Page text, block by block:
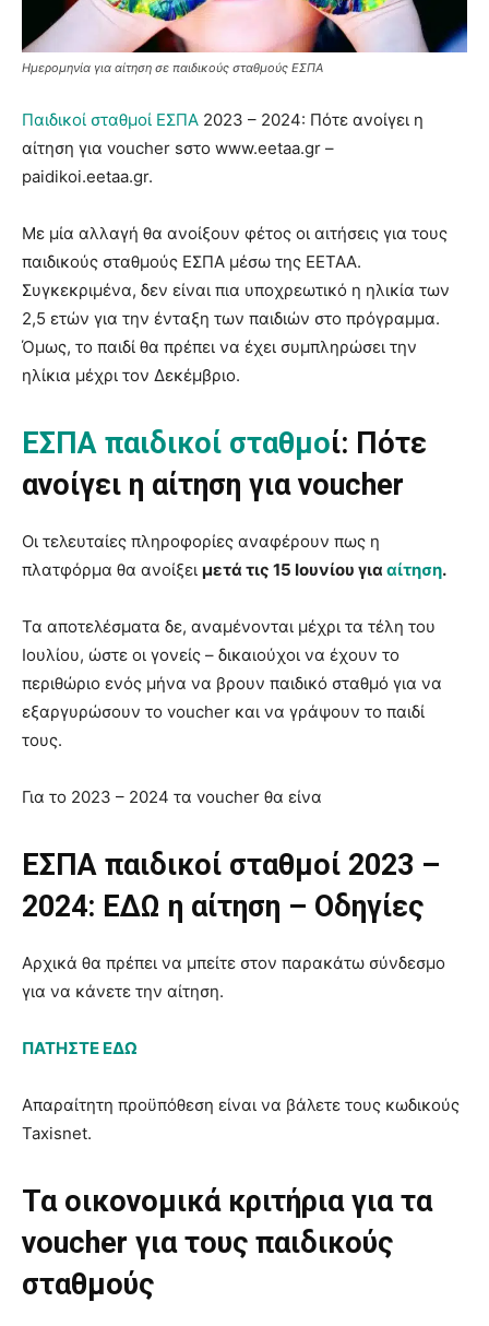
Ημερομηνία για αίτηση σε παιδικούς σταθμούς ΕΣΠΑ
Παιδικοί σταθμοί ΕΣΠΑ 2023 – 2024: Πότε ανοίγει η
αίτηση για voucher sστο www.eetaa.gr –
paidikoi.eetaa.gr.
Με μία αλλαγή θα ανοίξουν φέτος οι αιτήσεις για τους
παιδικούς σταθμούς ΕΣΠΑ μέσω της ΕΕΤΑΑ.
Συγκεκριμένα, δεν είναι πια υποχρεωτικό η ηλικία των
2,5 ετών για την ένταξη των παιδιών στο πρόγραμμα.
Όμως, το παιδί θα πρέπει να έχει συμπληρώσει την
ηλίκια μέχρι τον Δεκέμβριο.
ΕΣΠΑ παιδικοί σταθμοί: Πότε
ανοίγει η αίτηση για voucher
Οι τελευταίες πληροφορίες αναφέρουν πως η
πλατφόρμα θα ανοίξει μετά τις 15 Ιουνίου για αίτηση.
Τα αποτελέσματα δε, αναμένονται μέχρι τα τέλη του
Ιουλίου, ώστε οι γονείς – δικαιούχοι να έχουν το
περιθώριο ενός μήνα να βρουν παιδικό σταθμό για να
εξαργυρώσουν το voucher και να γράψουν το παιδί
τους.
Για το 2023 – 2024 τα voucher θα είνα
ΕΣΠΑ παιδικοί σταθμοί 2023 –
2024: ΕΔΩ η αίτηση – Οδηγίες
Αρχικά θα πρέπει να μπείτε στον παρακάτω σύνδεσμο
για να κάνετε την αίτηση.
ΠΑΤΗΣΤΕ ΕΔΩ
Απαραίτητη προϋπόθεση είναι να βάλετε τους κωδικούς
Taxisnet.
Τα οικονομικά κριτήρια για τα
voucher για τους παιδικούς
σταθμούς